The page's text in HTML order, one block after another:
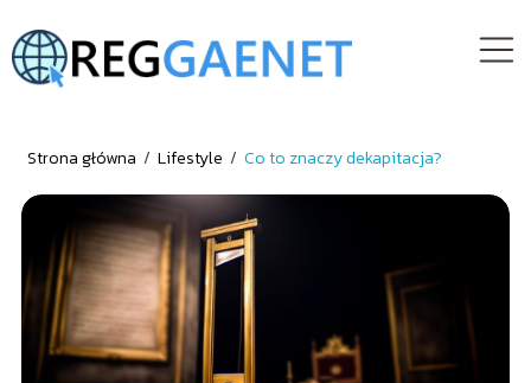
Strona główna / Lifestyle / Co to znaczy dekapitacja?